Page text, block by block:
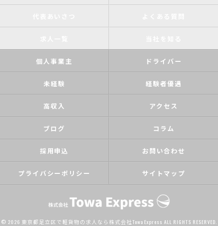
個人事業主 ドライバー
未経験 経験者優遇
高収入 アクセス
ブログ コラム
採用申込 お問い合わせ
プライバシーポリシー サイトマップ
© 2026 東京都足立区で軽貨物の求人なら株式会社Towa Express ALL RIGHTS RESERVED.